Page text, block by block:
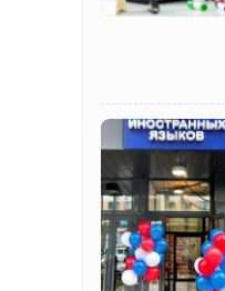
Назад